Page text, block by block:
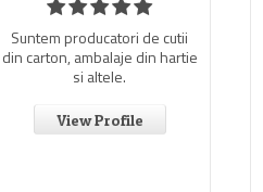
Suntem producatori de cutii
din carton, ambalaje din hartie
si altele.
View Profile